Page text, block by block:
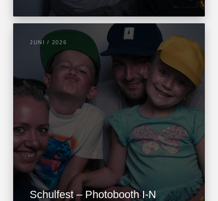
JUNI / 2026
Schulfest – Photobooth I-N